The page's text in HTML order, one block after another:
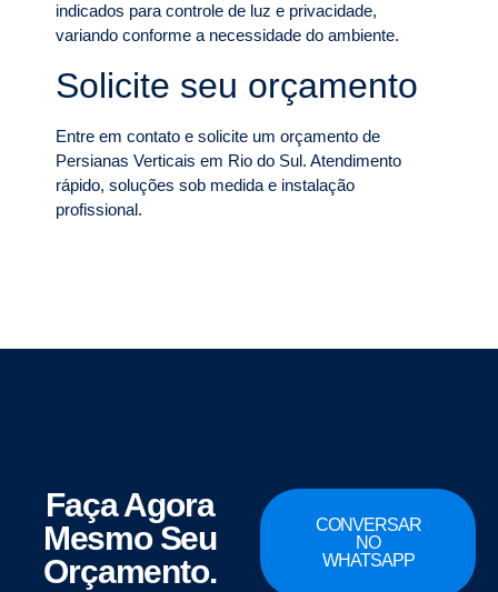
indicados para controle de luz e privacidade,
variando conforme a necessidade do ambiente.
Solicite seu orçamento
Entre em contato e solicite um orçamento de
Persianas Verticais em Rio do Sul. Atendimento
rápido, soluções sob medida e instalação
profissional.
Faça Agora
Mesmo Seu
Orçamento.
CONVERSAR
NO
WHATSAPP